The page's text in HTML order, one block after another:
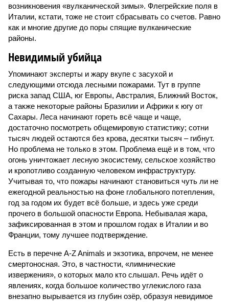
возникновения «вулканической зимы». Флегрейские поля в
Италии, кстати, тоже не стоит сбрасывать со счетов. Равно
как и многие другие до поры спящие вулканические
районы.
Невидимый убийца
Упоминают эксперты и жару вкупе с засухой и
следующими отсюда лесными пожарами. Тут в группе
риска запад США, юг Европы, Австралия, Ближний Восток,
а также некоторые районы Бразилии и Африки к югу от
Сахары. Леса начинают гореть всё чаще и чаще,
достаточно посмотреть общемировую статистику; сотни
тысяч людей остаются без крова, десятки тысяч – гибнут.
Но проблема не только в этом. Проблема ещё и в том, что
огонь уничтожает лесную экосистему, сельское хозяйство
и кропотливо созданную человеком инфраструктуру.
Учитывая то, что пожары начинают становиться чуть ли не
ежегодной реальностью на фоне глобального потепления,
год за годом их будет всё больше, и здесь уже среди
прочего в большой опасности Европа. Небывалая жара,
зафиксированная в этом и прошлом годах в Италии и во
Франции, тому лучшее подтверждение.
Есть в перечне A-Z Animals и экзотика, впрочем, не менее
смертоносная. Это, в частности, «лимнические
извержения», о которых мало кто слышал. Речь идёт о
явлениях, когда большое количество углекислого газа
внезапно вырывается из глубин озёр, образуя невидимое